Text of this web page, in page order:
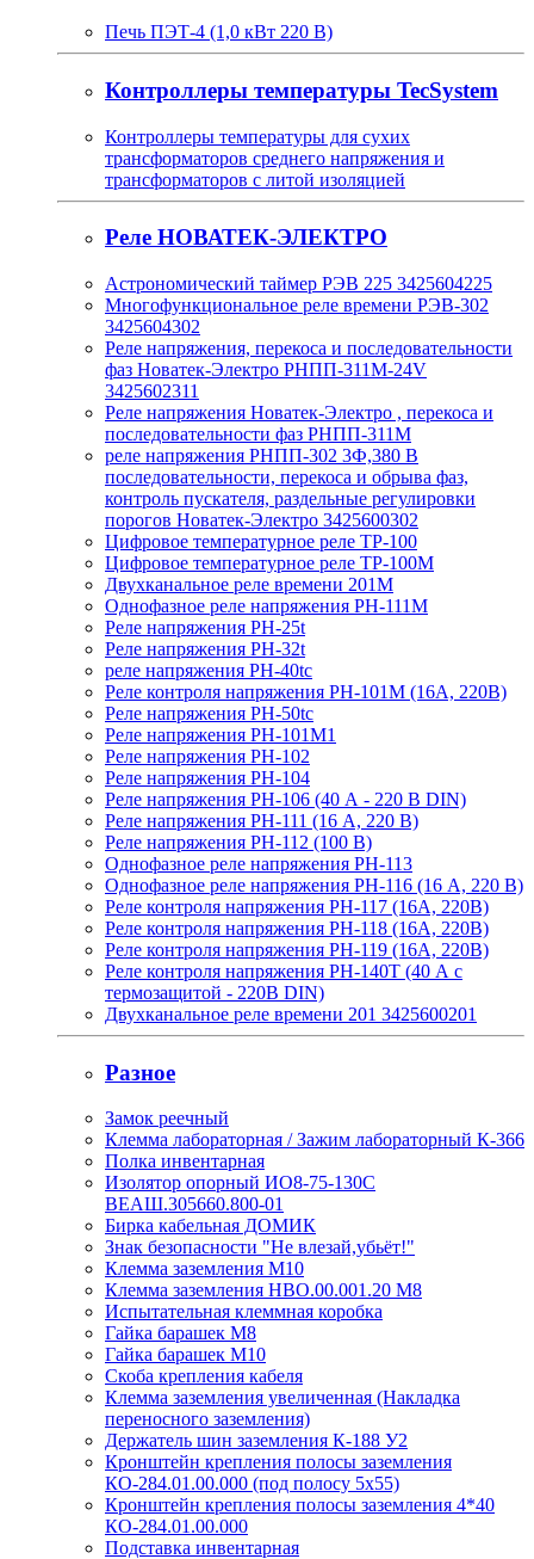
Печь ПЭТ-4 (1,0 кВт 220 В)
Контроллеры температуры TecSystem
Контроллеры температуры для сухих
трансформаторов среднего напряжения и
трансформаторов с литой изоляцией
Реле НОВАТЕК-ЭЛЕКТРО
Астрономический таймер РЭВ 225 3425604225
Многофункциональное реле времени РЭВ-302
3425604302
Реле напряжения, перекоса и последовательности
фаз Новатек-Электро РНПП-311М-24V
3425602311
Реле напряжения Новатек-Электро , перекоса и
последовательности фаз РНПП-311М
реле напряжения РНПП-302 3Ф,380 В
последовательности, перекоса и обрыва фаз,
контроль пускателя, раздельные регулировки
порогов Новатек-Электро 3425600302
Цифровое температурное реле ТР-100
Цифровое температурное реле ТР-100М
Двухканальное реле времени 201М
Однофазное реле напряжения РН-111М
Реле напряжения РН-25t
Реле напряжения РН-32t
реле напряжения РН-40tc
Реле контроля напряжения РН-101М (16А, 220В)
Реле напряжения РН-50tc
Реле напряжения РН-101М1
Реле напряжения РН-102
Реле напряжения РН-104
Реле напряжения РН-106 (40 А - 220 В DIN)
Реле напряжения РН-111 (16 А, 220 В)
Реле напряжения РН-112 (100 В)
Однофазное реле напряжения РН-113
Однофазное реле напряжения РН-116 (16 А, 220 В)
Реле контроля напряжения РН-117 (16А, 220В)
Реле контроля напряжения РН-118 (16А, 220В)
Реле контроля напряжения РН-119 (16А, 220В)
Реле контроля напряжения РН-140Т (40 А с
термозащитой - 220В DIN)
Двухканальное реле времени 201 3425600201
Разное
Замок реечный
Клемма лабораторная / Зажим лабораторный К-366
Полка инвентарная
Изолятор опорный ИО8-75-130С
ВЕАШ.305660.800-01
Бирка кабельная ДОМИК
Знак безопасности "Не влезай,убьёт!"
Клемма заземления М10
Клемма заземления НВО.00.001.20 М8
Испытательная клеммная коробка
Гайка барашек М8
Гайка барашек М10
Скоба крепления кабеля
Клемма заземления увеличенная (Накладка
переносного заземления)
Держатель шин заземления К-188 У2
Кронштейн крепления полосы заземления
КО-284.01.00.000 (под полосу 5х55)
Кронштейн крепления полосы заземления 4*40
КО-284.01.00.000
Подставка инвентарная